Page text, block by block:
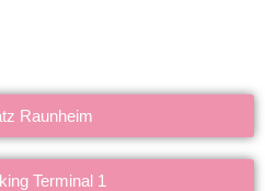
Raunheim
Terminal 1